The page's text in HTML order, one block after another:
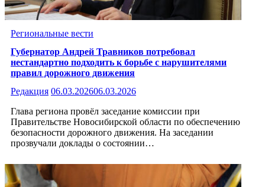
Региональные вести
Губернатор Андрей Травников потребовал
нестандартно подходить к борьбе с нарушителями
правил дорожного движения
Редакция 06.03.202606.03.2026
Глава региона провёл заседание комиссии при
Правительстве Новосибирской области по обеспечению
безопасности дорожного движения. На заседании
прозвучали доклады о состоянии…